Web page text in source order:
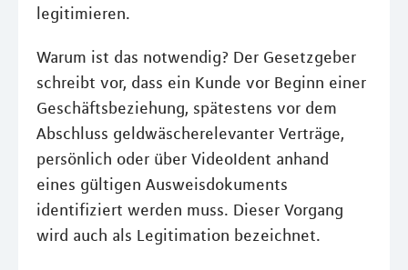
legitimieren.
Warum ist das notwendig? Der Gesetzgeber
schreibt vor, dass ein Kunde vor Beginn einer
Geschäftsbeziehung, spätestens vor dem
Abschluss geldwäscherelevanter Verträge,
persönlich oder über VideoIdent anhand
eines gültigen Ausweisdokuments
identifiziert werden muss. Dieser Vorgang
wird auch als Legitimation bezeichnet.